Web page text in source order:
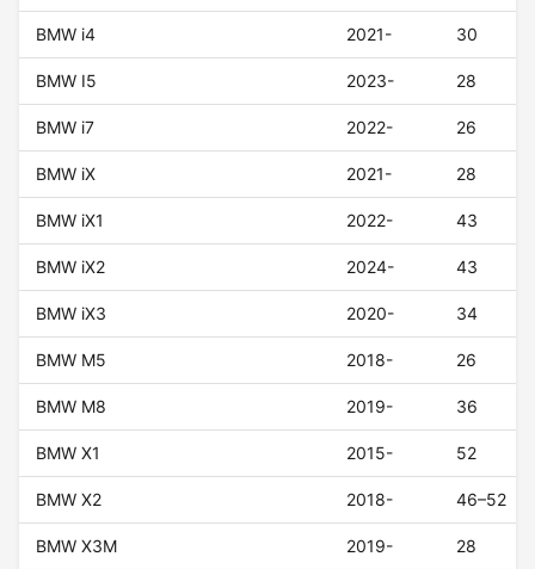
BMW i4 2021- 30
BMW I5 2023- 28
BMW i7 2022- 26
BMW iX 2021- 28
BMW iX1 2022- 43
BMW iX2 2024- 43
BMW iX3 2020- 34
BMW M5 2018- 26
BMW M8 2019- 36
BMW X1 2015- 52
BMW X2 2018- 46–52
BMW X3M 2019- 28